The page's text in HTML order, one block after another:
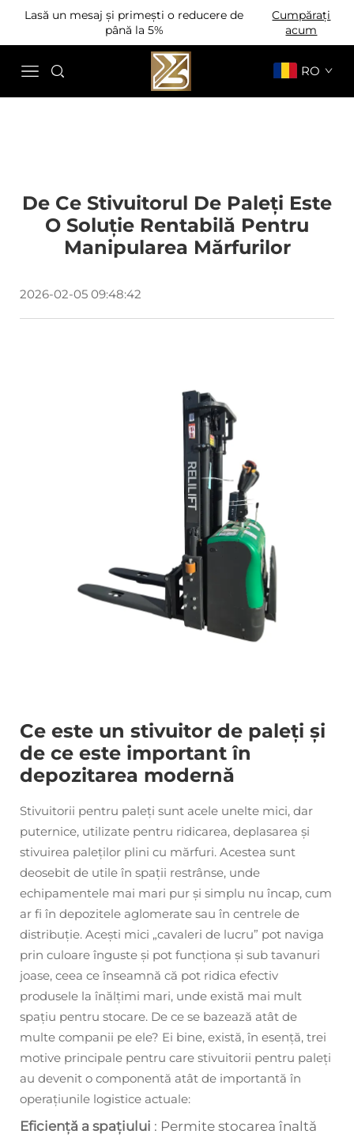
Lasă un mesaj și primești o reducere de
până la 5%
Cumpărați
acum
RO
De Ce Stivuitorul De Paleți Este
O Soluție Rentabilă Pentru
Manipularea Mărfurilor
2026-02-05 09:48:42
Ce este un stivuitor de paleți și
de ce este important în
depozitarea modernă
Stivuitorii pentru paleți sunt acele unelte mici, dar
puternice, utilizate pentru ridicarea, deplasarea și
stivuirea paleților plini cu mărfuri. Acestea sunt
deosebit de utile în spații restrânse, unde
echipamentele mai mari pur și simplu nu încap, cum
ar fi în depozitele aglomerate sau în centrele de
distribuție. Acești mici „cavaleri de lucru” pot naviga
prin culoare înguste și pot funcționa și sub tavanuri
joase, ceea ce înseamnă că pot ridica efectiv
produsele la înălțimi mari, unde există mai mult
spațiu pentru stocare. De ce se bazează atât de
multe companii pe ele? Ei bine, există, în esență, trei
motive principale pentru care stivuitorii pentru paleți
au devenit o componentă atât de importantă în
operațiunile logistice actuale:
Eficiență a spațiului : Permite stocarea înaltă